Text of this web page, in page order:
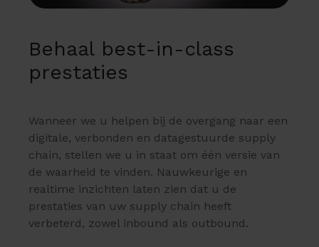
Behaal best-in-class
prestaties
Wanneer we u helpen bij de overgang naar een
digitale, verbonden en datagestuurde supply
chain, stellen we u in staat om één versie van
de waarheid te vinden. Nauwkeurige en
realtime inzichten laten zien dat u de
prestaties van uw supply chain heeft
verbeterd, zowel inbound als outbound.